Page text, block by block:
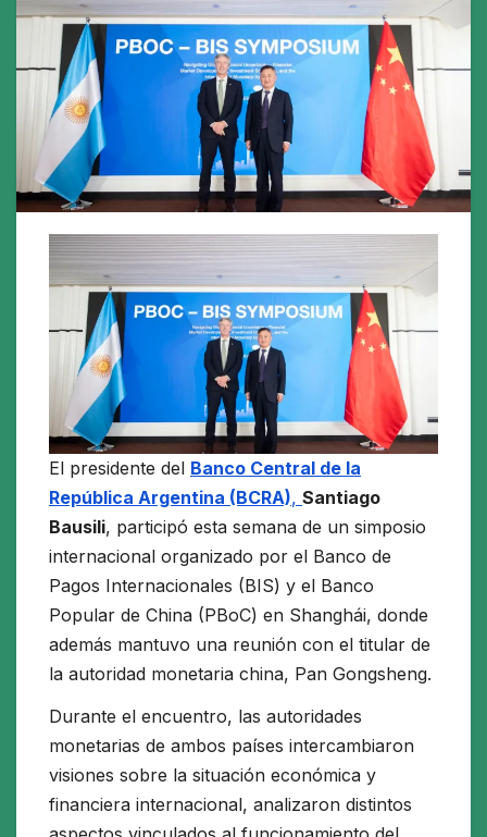
El presidente del Banco Central de la
República Argentina (BCRA), Santiago
Bausili, participó esta semana de un simposio
internacional organizado por el Banco de
Pagos Internacionales (BIS) y el Banco
Popular de China (PBoC) en Shanghái, donde
además mantuvo una reunión con el titular de
la autoridad monetaria china, Pan Gongsheng.
Durante el encuentro, las autoridades
monetarias de ambos países intercambiaron
visiones sobre la situación económica y
financiera internacional, analizaron distintos